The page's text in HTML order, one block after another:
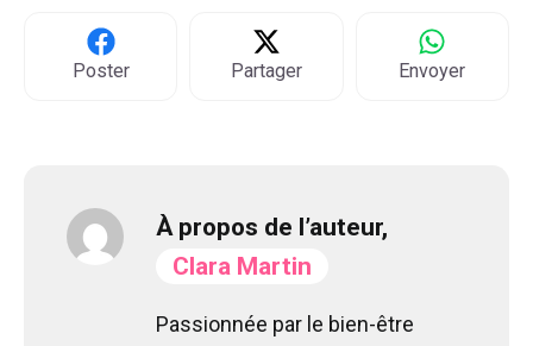
Poster Partager Envoyer
À propos de l’auteur,
Clara Martin
Passionnée par le bien-être